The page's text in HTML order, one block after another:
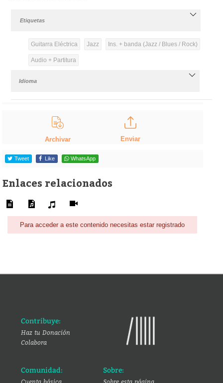
Etiquetas
Guitarra Eléctrica Jazz Ins. + banda (Jazz / Blues / Rock)
Audio + Partitura
Idioma
Archivar Enviar
Tweet Like WhatsApp
Enlaces relacionados
Para acceder a este contenido necesitas estar registrado
Contribuye:
Haz tu Donación
Colabora
Comunidad: Sobre: